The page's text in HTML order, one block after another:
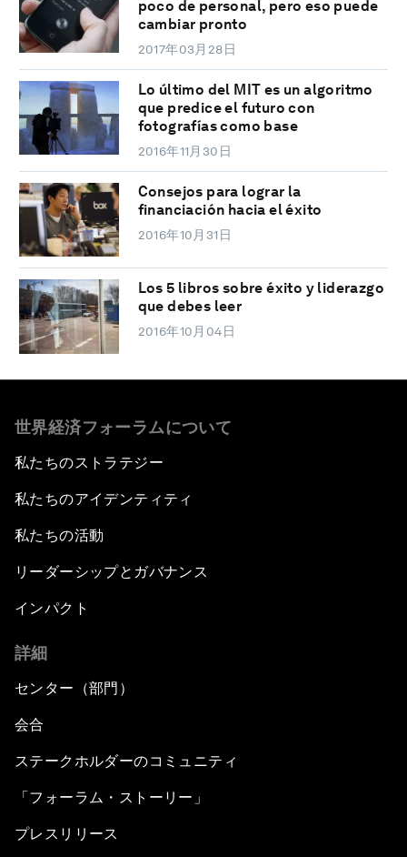
poco de personal, pero eso puede
cambiar pronto
2017年03月28日
Lo último del MIT es un algoritmo
que predice el futuro con
fotografías como base
2016年11月30日
Consejos para lograr la
financiación hacia el éxito
2016年10月31日
Los 5 libros sobre éxito y liderazgo
que debes leer
2016年10月04日
世界経済フォーラムについて
私たちのストラテジー
私たちのアイデンティティ
私たちの活動
リーダーシップとガバナンス
インパクト
詳細
センター（部門）
会合
ステークホルダーのコミュニティ
「フォーラム・ストーリー」
プレスリリース